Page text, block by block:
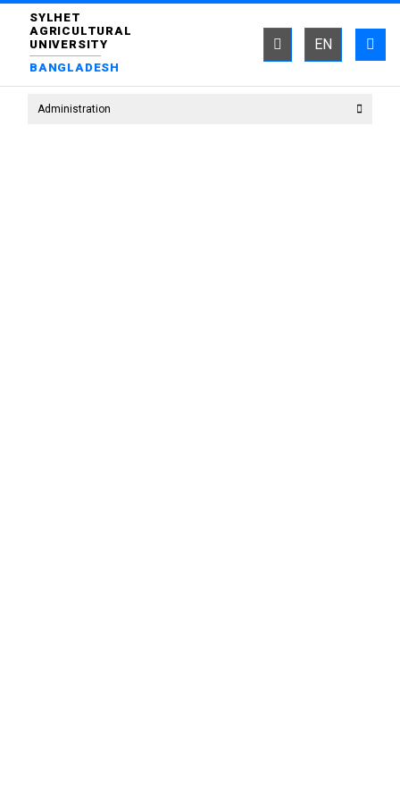
SYLHET
AGRICULTURAL
UNIVERSITY
BANGLADESH
EN
Administration